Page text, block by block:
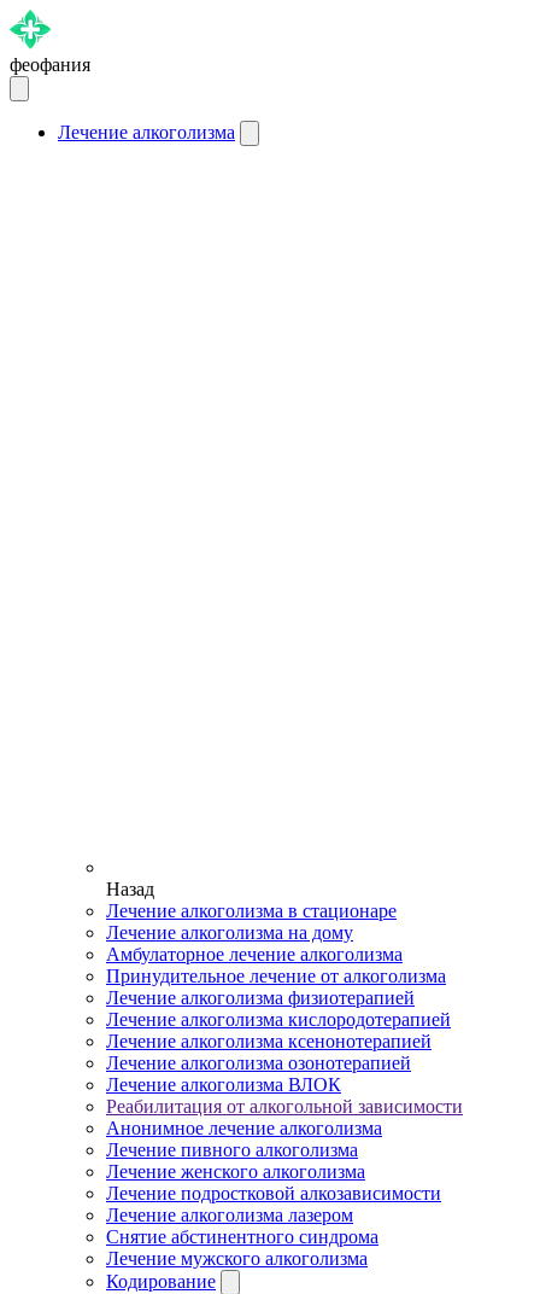
феофания
Лечение алкоголизма
Назад
Лечение алкоголизма в стационаре
Лечение алкоголизма на дому
Амбулаторное лечение алкоголизма
Принудительное лечение от алкоголизма
Лечение алкоголизма физиотерапией
Лечение алкоголизма кислородотерапией
Лечение алкоголизма ксенонотерапией
Лечение алкоголизма озонотерапией
Лечение алкоголизма ВЛОК
Реабилитация от алкогольной зависимости
Анонимное лечение алкоголизма
Лечение пивного алкоголизма
Лечение женского алкоголизма
Лечение подростковой алкозависимости
Лечение алкоголизма лазером
Снятие абстинентного синдрома
Лечение мужского алкоголизма
Кодирование